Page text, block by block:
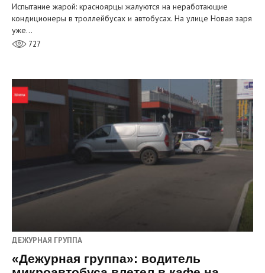
Испытание жарой: красноярцы жалуются на неработающие
кондиционеры в троллейбусах и автобусах. На улице Новая заря
уже…
727
ДЕЖУРНАЯ ГРУППА
«Дежурная группа»: водитель